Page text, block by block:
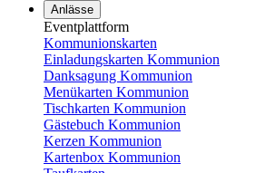
Anlässe
Eventplattform
Kommunionskarten
Einladungskarten Kommunion
Danksagung Kommunion
Menükarten Kommunion
Tischkarten Kommunion
Gästebuch Kommunion
Kerzen Kommunion
Kartenbox Kommunion